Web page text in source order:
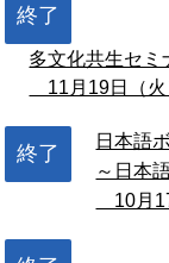
終了
多文化共生セミ
11月19日（火
終了
日本語
～日本
10月